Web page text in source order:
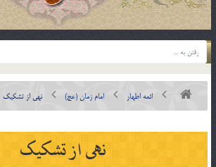
ائمه اطهار امام زمان (عج) نهی از تشکیک
نهی از تشکیک